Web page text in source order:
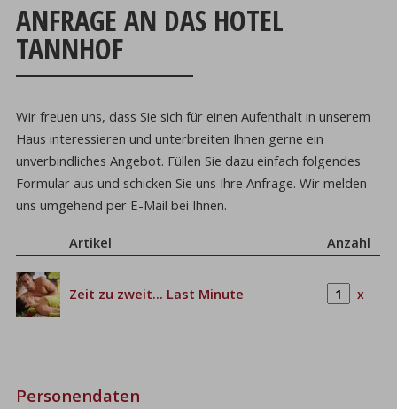
ANFRAGE AN DAS HOTEL
TANNHOF
Wir freuen uns, dass Sie sich für einen Aufenthalt in unserem
Haus interessieren und unterbreiten Ihnen gerne ein
unverbindliches Angebot. Füllen Sie dazu einfach folgendes
Formular aus und schicken Sie uns Ihre Anfrage. Wir melden
uns umgehend per E-Mail bei Ihnen.
Artikel Anzahl
Zeit zu zweit... Last Minute x
Personendaten